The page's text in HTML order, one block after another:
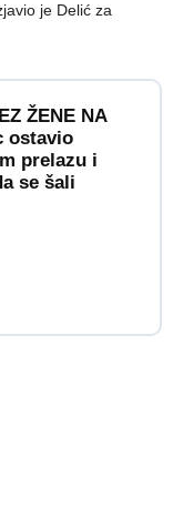
je Delić za
ŽENE NA
ostavio
prelazu i
se šali